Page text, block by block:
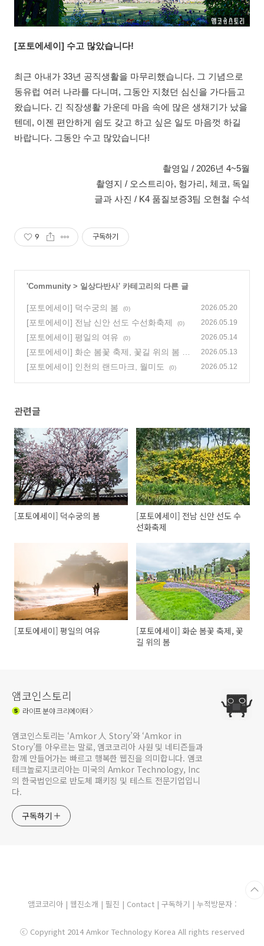
[포토에세이] 수고 많았습니다!
최근 아내가 33년 공직생활을 마무리했습니다. 그 기념으로
동유럽 여러 나라를 다니며, 그동안 지쳤던 심신을 가다듬고
왔습니다. 긴 직장생활 가운데 마음 속에 많은 생채기가 났을
텐데, 이젠 편안하게 쉼도 갖고 하고 싶은 일도 마음껏 하길
바랍니다. 그동안 수고 많았습니다!
촬영일 / 2026년 4~5월
촬영지 / 오스트리아, 헝가리, 체코, 독일
글과 사진 / K4 품질보증3팀 오현철 수석
9 구독하기
'Community > 일상다반사' 카테고리의 다른 글
[포토에세이] 덕수궁의 봄 (0) 2026.05.20
[포토에세이] 전남 신안 선도 수선화축제 (0) 2026.05.19
[포토에세이] 평일의 여유 (0) 2026.05.14
[포토에세이] 화순 봄꽃 축제, 꽃길 위의 봄
(0)
2026.05.13
[포토에세이] 인천의 랜드마크, 월미도 (0) 2026.05.12
관련글
[포토에세이] 덕수궁의 봄
[포토에세이] 전남 신안 선도 수
선화축제
[포토에세이] 평일의 여유
[포토에세이] 화순 봄꽃 축제, 꽃
길 위의 봄
앰코인스토리
라이프분야 크리에이터
앰코인스토리는 ‘Amkor 人 Story’와 ‘Amkor in
Story’를 아우르는 말로, 앰코코리아 사원 및 네티즌들과
함께 만들어가는 빠르고 행복한 웹진을 의미합니다. 앰코
테크놀로지코리아는 미국의 Amkor Technology, Inc
의 한국법인으로 반도체 패키징 및 테스트 전문기업입니
다.
구독하기
앰코코리아| 웹진소개 | 필진 | Contact | 구독하기 | 누적방문자 :
ⓒ Copyright 2014 Amkor Technology Korea All rights reserved